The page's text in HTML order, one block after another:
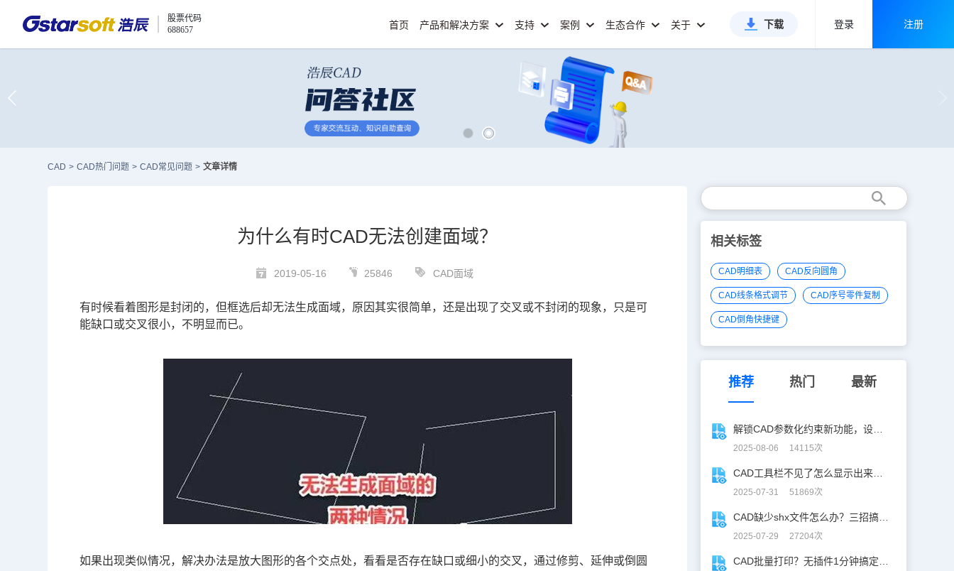
股票代码
688657
首页 产品和解决方案 支持 案例 生态合作 关于 下载 登录 注册
CAD > CAD热门问题 > CAD常见问题 > 文章详情
为什么有时CAD无法创建面域？
2019-05-16 25846 CAD面域
有时候看着图形是封闭的，但框选后却无法生成面域，原因其实很简单，还是出现了交叉或不封闭的现象，只是可
能缺口或交叉很小，不明显而已。
如果出现类似情况，解决办法是放大图形的各个交点处，看看是否存在缺口或细小的交叉，通过修剪、延伸或倒圆
相关标签
CAD明细表 CAD反向圆角
CAD线条格式调节 CAD序号零件复制
CAD倒角快捷键
推荐 热门 最新
2025-08-06 14115次
2025-07-31 51869次
2025-07-29 27204次